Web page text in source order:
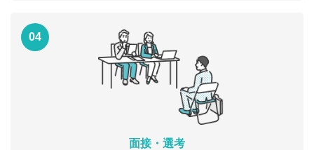
04
面接・選考